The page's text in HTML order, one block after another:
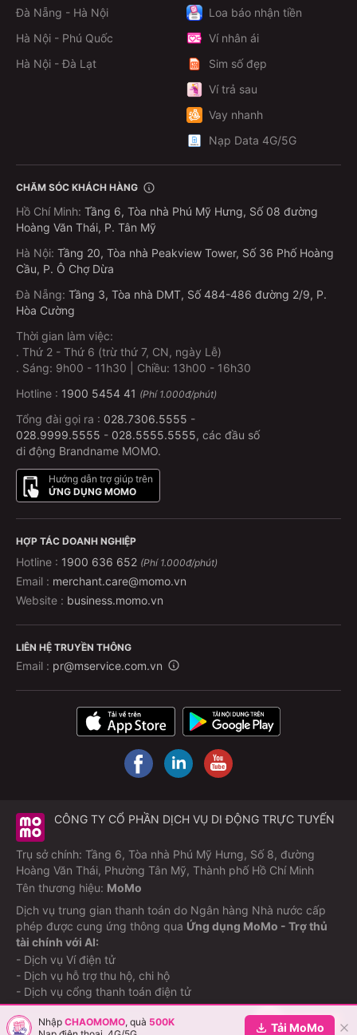
Đà Nẵng - Hà Nội
Hà Nội - Phú Quốc
Hà Nội - Đà Lạt
Loa báo nhận tiền
Ví nhân ái
Sim số đẹp
Ví trả sau
Vay nhanh
Nạp Data 4G/5G
CHĂM SÓC KHÁCH HÀNG
Hồ Chí Minh: Tầng 6, Tòa nhà Phú Mỹ Hưng, Số 08 đường
Hoàng Văn Thái, P. Tân Mỹ
Hà Nội: Tầng 20, Tòa nhà Peakview Tower, Số 36 Phố Hoàng
Cầu, P. Ô Chợ Dừa
Đà Nẵng: Tầng 3, Tòa nhà DMT, Số 484-486 đường 2/9, P.
Hòa Cường
Thời gian làm việc:
. Thứ 2 - Thứ 6 (trừ thứ 7, CN, ngày Lễ)
. Sáng: 9h00 - 11h30 | Chiều: 13h00 - 16h30
Hotline : 1900 5454 41 (Phí 1.000đ/phút)
Tổng đài gọi ra : 028.7306.5555 -
028.9999.5555 - 028.5555.5555, các đầu số
di động Brandname MOMO.
Hướng dẫn trợ giúp trên
ỨNG DỤNG MOMO
HỢP TÁC DOANH NGHIỆP
Hotline : 1900 636 652 (Phí 1.000đ/phút)
Email : merchant.care@momo.vn
Website : business.momo.vn
LIÊN HỆ TRUYỀN THÔNG
Email : pr@mservice.com.vn
CÔNG TY CỔ PHẦN DỊCH VỤ DI ĐỘNG TRỰC TUYẾN
Trụ sở chính: Tầng 6, Tòa nhà Phú Mỹ Hưng, Số 8, đường
Hoàng Văn Thái, Phường Tân Mỹ, Thành phố Hồ Chí Minh
Tên thương hiệu: MoMo
Dịch vụ trung gian thanh toán do Ngân hàng Nhà nước cấp
phép được cung ứng thông qua Ứng dụng MoMo - Trợ thủ
tài chính với AI:
- Dịch vụ Ví điện tử
- Dịch vụ hỗ trợ thu hộ, chi hộ
- Dịch vụ cổng thanh toán điện tử
©Copyright M_Service2026
Nhập CHAOMOMO, quà 500K
Tải MoMo